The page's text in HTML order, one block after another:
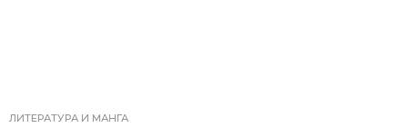
ЛИТЕРАТУРА И МАНГА